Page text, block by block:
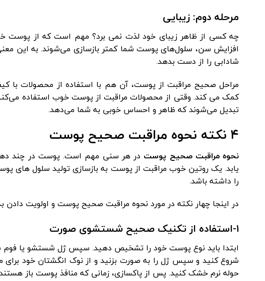
مرحله دوم: زیبایی
چه کسی از ظاهر زیبای خود لذت نمی برد؟ مهم است که از پوست
افزایش سن، سلول‌های پوست شما کمتر بازسازی می‌شوند. به این
شادابی را از دست بدهد.
مراحل صحیح مراقبت از پوست، آن هم با استفاده از محصولات
کمک می کند. وقتی از محصولات مراقبت از پوست خوب استفاده
تبدیل می‌شوند که ظاهر و احساس خوبی به شما می‌دهد.
۴ نکته نحوه مراقبت صحیح پوست
نحوه مراقبت صحیح پوست در هر سنی مهم است. پوست در چند دهه
یابد. یک روتین خوب مراقبت از پوست به بازسازی تولید سلول های
را داشته باشد.
در اینجا چهار نکته در مورد نحوه مراقبت صحیح پوست و اولویت دادن
۱-استفاده از تکنیک صحیح شستشوی صورت
ابتدا باید نوع پوست خود را تشخیص دهید. سپس ژل شستشو یا
شروع کنید و سپس ژل را به صورت بزنید و از نوک انگشتان خود برای
حوله نرم خشک کنید. پس از پاکسازی، زمانی که منافذ پوست باز